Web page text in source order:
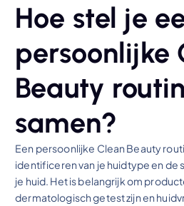
Hoe stel je
persoonlijke
Beauty
samen?
Een persoonlijke Clean Beauty
identificeren van je huidtype en
je huid. Het is belangrijk om
dermatologisch getest zijn en